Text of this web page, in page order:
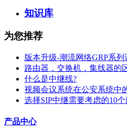
知识库
为您推荐
版本升级-潮流网络GRP系
路由器，交换机，集线器的
什么是中继线?
视频会议系统在公安系统中
选择SIP中继需要考虑的10个
产品中心